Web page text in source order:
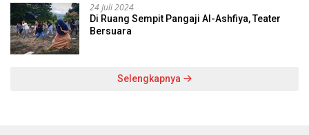
24 Juli 2024
Di Ruang Sempit Pangaji Al-Ashfiya, Teater
Bersuara
Selengkapnya